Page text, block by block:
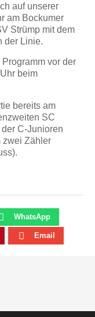
auf unserer
am Bockumer
Strümp mit dem
der Linie.
vor der
beim
bereits am
SC
C-Junioren
zwei Zähler
WhatsApp
Email